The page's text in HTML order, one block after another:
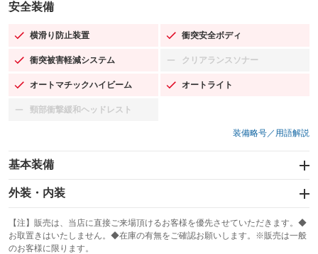
安全装備
横滑り防止装置
：装備あり 衝突安全ボディ
：装備あり
衝突被害軽減システム
：装備あり クリアランスソナー
：装備なし
オートマチックハイビーム
：装備あり オートライト
：装備あり
頸部衝撃緩和ヘッドレスト
：装備なし
装備略号／用語解説
基本装備
エアバッグ：運転席/助手席
：装備あり
：装備あり
サンルーフ
：装備なし ABS
外装・内装
カーナビ：SDナビ
：装備あり
TV：フルセグ
：装備あり
【注】販売は、当店に直接ご来場頂けるお客様を優先させていただきます。◆
お取置きはいたしません。◆在庫の有無をご確認お願いします。※販売は一般
のお客様に限ります。